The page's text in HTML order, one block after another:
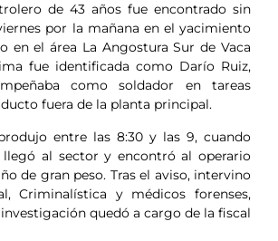
de 43 años fue encontrado sin
por la mañana en el yacimiento
en el área La Angostura Sur de Vaca
fue identificada como Darío Ruiz,
como soldador en tareas
fuera de la planta principal.
entre las 8:30 y las 9, cuando
al sector y encontró al operario
de gran peso. Tras el aviso, intervino
Criminalística y médicos forenses,
quedó a cargo de la fiscal